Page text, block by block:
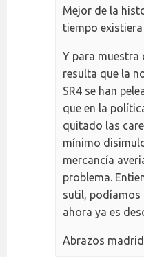
Mejor de la
tiempo
Y para muestra
resulta que la
SR4 se han
que en la
quitado las
mínimo
mercancía
problema.
sutil, podíamos
ahora ya es
Abrazos